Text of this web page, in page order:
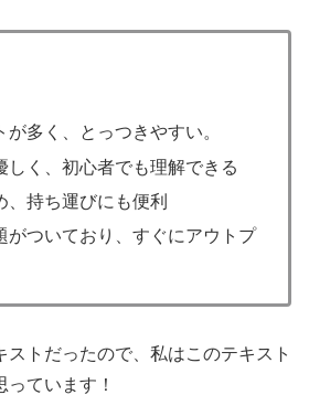
が多く、とっつきやすい。
しく、初心者でも理解できる
、持ち運びにも便利
がついており、すぐにアウトプ
ストだったので、私はこのテキスト
ています！